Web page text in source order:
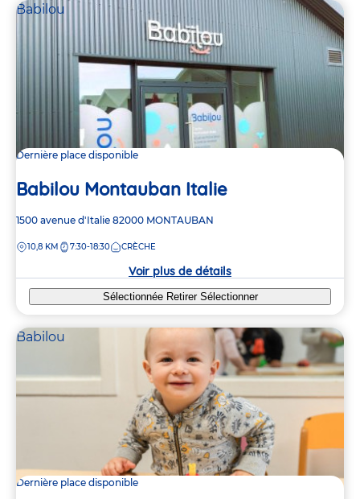
Babilou
Dernière place disponible
Babilou Montauban Italie
Adresse
la
1500 avenue d'Italie 82000 MONTAUBAN
DISTANCE
10,8 KM 7:30-18:30 CRÈCHE
Voir plus de détails
Sélectionnée Retirer Sélectionner
Babilou
Dernière place disponible